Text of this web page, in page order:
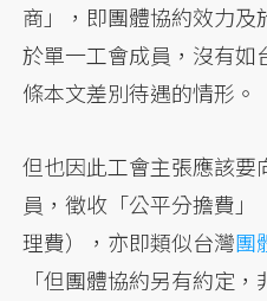
商」，即團體協約效力
於單一工會成員，沒有如
條本文差別待遇的情形。
但也因此工會主張應該要
員，徵收「公平分擔費
理費），亦即類似台灣團
「但團體協約另有約定